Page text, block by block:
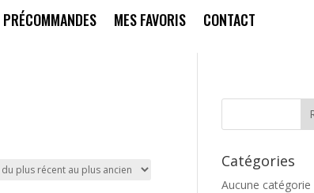
PRÉCOMMANDES MES FAVORIS CONTACT
Catégories
Aucune catégorie